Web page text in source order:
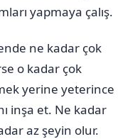
yapmaya çalış.
ne kadar çok
o kadar çok
yerine yeterince
inşa et. Ne kadar
az şeyin olur.